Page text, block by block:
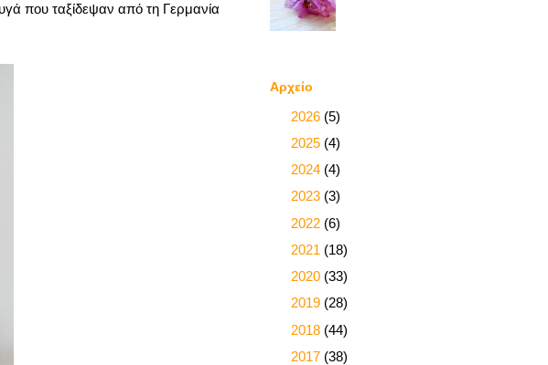
που ταξίδεψαν από τη Γερμανία
Αρχείο
2026 (5)
2025 (4)
2024 (4)
2023 (3)
2022 (6)
2021 (18)
2020 (33)
2019 (28)
2018 (44)
2017 (38)